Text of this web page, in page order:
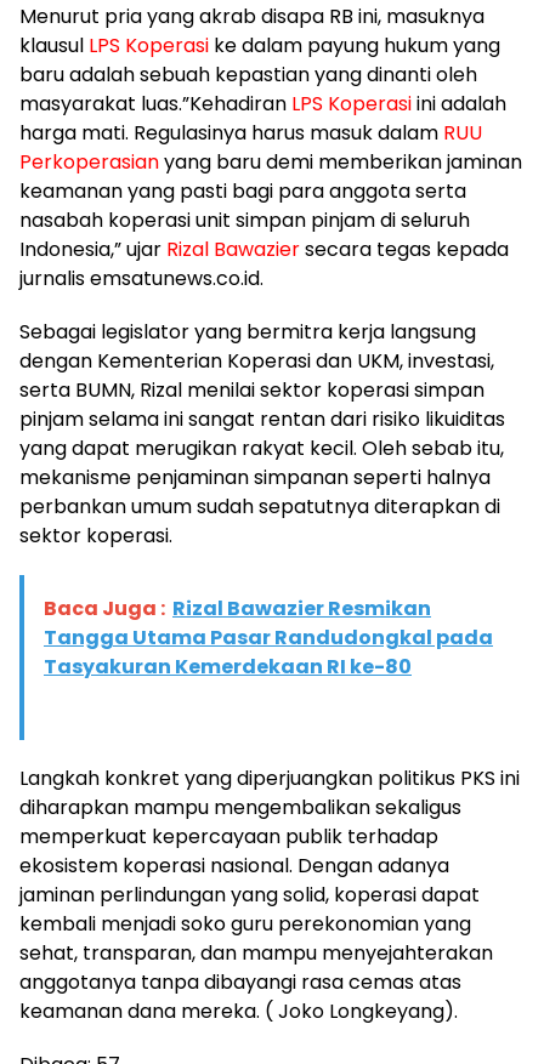
​Menurut pria yang akrab disapa RB ini, masuknya
klausul LPS Koperasi ke dalam payung hukum yang
baru adalah sebuah kepastian yang dinanti oleh
masyarakat luas.”Kehadiran LPS Koperasiini adalah
harga mati. Regulasinya harus masuk dalam RUU
Perkoperasianyang baru demi memberikan jaminan
keamanan yang pasti bagi para anggota serta
nasabah koperasi unit simpan pinjam di seluruh
Indonesia,” ujar Rizal Bawaziersecara tegas kepada
jurnalis emsatunews.co.id.
​Sebagai legislator yang bermitra kerja langsung
dengan Kementerian Koperasi dan UKM, investasi,
serta BUMN, Rizal menilai sektor koperasi simpan
pinjam selama ini sangat rentan dari risiko likuiditas
yang dapat merugikan rakyat kecil. Oleh sebab itu,
mekanisme penjaminan simpanan seperti halnya
perbankan umum sudah sepatutnya diterapkan di
sektor koperasi.
Baca Juga : Rizal Bawazier Resmikan
Tangga Utama Pasar Randudongkal pada
Tasyakuran Kemerdekaan RI ke-80
​Langkah konkret yang diperjuangkan politikus PKS ini
diharapkan mampu mengembalikan sekaligus
memperkuat kepercayaan publik terhadap
ekosistem koperasi nasional. Dengan adanya
jaminan perlindungan yang solid, koperasi dapat
kembali menjadi soko guru perekonomian yang
sehat, transparan, dan mampu menyejahterakan
anggotanya tanpa dibayangi rasa cemas atas
keamanan dana mereka. ( Joko Longkeyang).